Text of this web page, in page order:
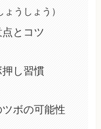
うしょう）
とコツ
し習慣
ボの可能性